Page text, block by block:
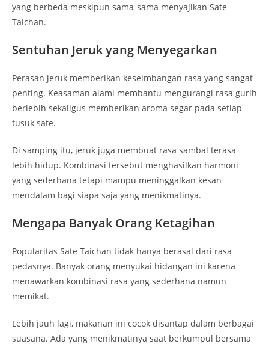
yang berbeda meskipun sama-sama menyajikan Sate
Taichan.
Sentuhan Jeruk yang Menyegarkan
Perasan jeruk memberikan keseimbangan rasa yang sangat
penting. Keasaman alami membantu mengurangi rasa gurih
berlebih sekaligus memberikan aroma segar pada setiap
tusuk sate.
Di samping itu, jeruk juga membuat rasa sambal terasa
lebih hidup. Kombinasi tersebut menghasilkan harmoni
yang sederhana tetapi mampu meninggalkan kesan
mendalam bagi siapa saja yang menikmatinya.
Mengapa Banyak Orang Ketagihan
Popularitas Sate Taichan tidak hanya berasal dari rasa
pedasnya. Banyak orang menyukai hidangan ini karena
menawarkan kombinasi rasa yang sederhana namun
memikat.
Lebih jauh lagi, makanan ini cocok disantap dalam berbagai
suasana. Ada yang menikmatinya saat berkumpul bersama